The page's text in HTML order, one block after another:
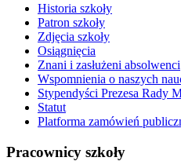
Historia szkoły
Patron szkoły
Zdjęcia szkoły
Osiągnięcia
Znani i zasłużeni absolwenci
Wspomnienia o naszych
Stypendyści Prezesa Rady
Statut
Platforma zamówień
Pracownicy szkoły